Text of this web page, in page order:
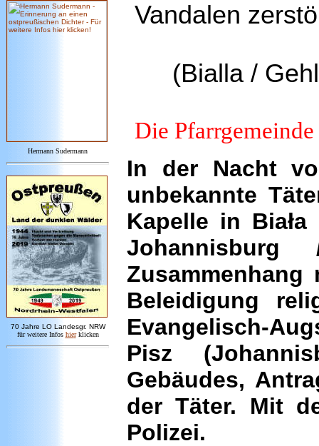
Hermann Sudermann
70 Jahre LO Landesgr. NRW
für weitere Infos hier klicken
Vandalen
(Bialla /
Die
In der Nacht
unbekannte
Kapelle in
Beleidigung
Evangelisch-
Pisz
Gebäudes,
der Täter. Mit
Polizei.